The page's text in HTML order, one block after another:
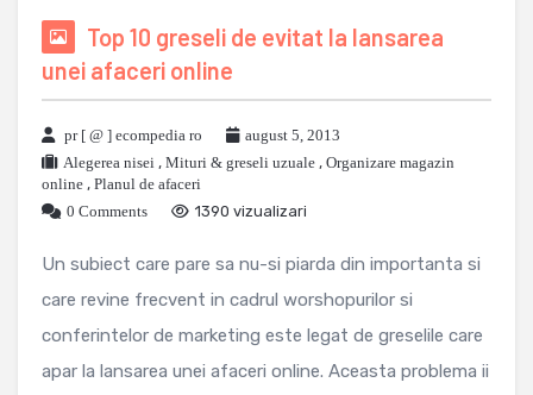
Top 10 greseli de evitat la lansarea
unei afaceri online
pr [ @ ] ecompedia ro
august 5, 2013
Alegerea nisei , Mituri & greseli uzuale , Organizare magazin
online , Planul de afaceri
0 Comments
1390 vizualizari
Un subiect care pare sa nu-si piarda din importanta si
care revine frecvent in cadrul worshopurilor si
conferintelor de marketing este legat de greselile care
apar la lansarea unei afaceri online. Aceasta problema ii